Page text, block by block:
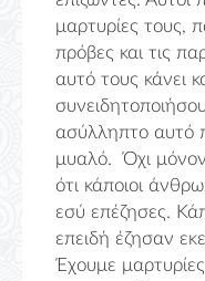
μαρτυρίες τους,
πρόβες και τις
αυτό τους κάνει
ασύλληπτο αυτό
μυαλό. Όχι
ότι κάποιοι
εσύ επέζησες.
επειδή έζησαν
Έχουμε